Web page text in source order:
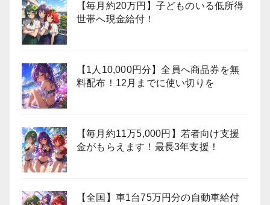
【毎月約20万円】子どものいる低所得
世帯へ現金給付！
【1人10,000円分】全員へ商品券を無
料配布！12月までに使い切りを
【毎月約11万5,000円】若者向け支援
金がもらえます！最長3年支援！
【全国】車1台75万円分の自動車給付